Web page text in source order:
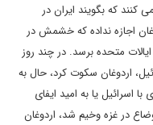
کنند که بگویند ایران در
اجازه نداده که خشمش در
متحده برسد. در چند روز
اردوغان سکوت کرد، حال به
اسرائیل یا به امید ایفای
در غزه وخیم شد، اردوغان